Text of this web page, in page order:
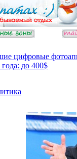
цифровые
года: до 400$